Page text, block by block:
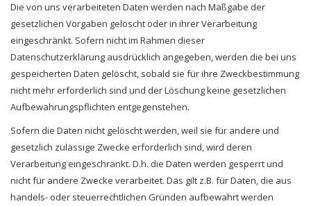
Die von uns verarbeiteten Daten werden nach Maßgabe der
gesetzlichen Vorgaben gelöscht oder in ihrer Verarbeitung
eingeschränkt. Sofern nicht im Rahmen dieser
Datenschutzerklärung ausdrücklich angegeben, werden die bei uns
gespeicherten Daten gelöscht, sobald sie für ihre Zweckbestimmung
nicht mehr erforderlich sind und der Löschung keine gesetzlichen
Aufbewahrungspflichten entgegenstehen.
Sofern die Daten nicht gelöscht werden, weil sie für andere und
gesetzlich zulässige Zwecke erforderlich sind, wird deren
Verarbeitung eingeschränkt. D.h. die Daten werden gesperrt und
nicht für andere Zwecke verarbeitet. Das gilt z.B. für Daten, die aus
handels- oder steuerrechtlichen Gründen aufbewahrt werden